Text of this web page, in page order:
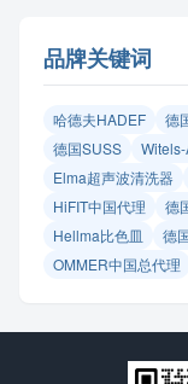
品牌关键词
哈德夫HADEF 德
德国SUSS
Elma超声波清洗器
HiFIT中国代理
德
Hellma比色皿
德
OMMER中国总代理